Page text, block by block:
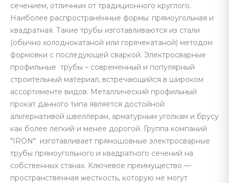
сечением, отличным от традиционного круглого.
Наиболее распространённые формы: прямоугольная и
квадратная. Такие трубы изготавливаются из стали
(обычно холоднокатаной или горячекатаной) методом
формовки с последующей сваркой. Электросварные
профильные трубы – современный и популярный
строительный материал, встречающийся в широком
ассортименте видов. Металлический профильный
прокат данного типа является достойной
альтернативой швеллерам, арматурным уголкам и брусу
как более легкий и менее дорогой. Группа компаний
"IRON" изготавливает прямошовные электросварные
трубы прямоугольного и квадратного сечений на
собственных станах. Ключевое преимущество —
пространственная жесткость, которую не могут